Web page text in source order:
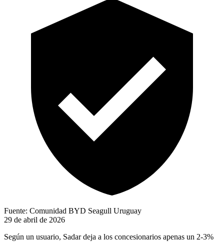
Fuente: Comunidad BYD Seagull Uruguay
29 de abril de 2026
Según un usuario, Sadar deja a los concesionarios apenas un 2-3%